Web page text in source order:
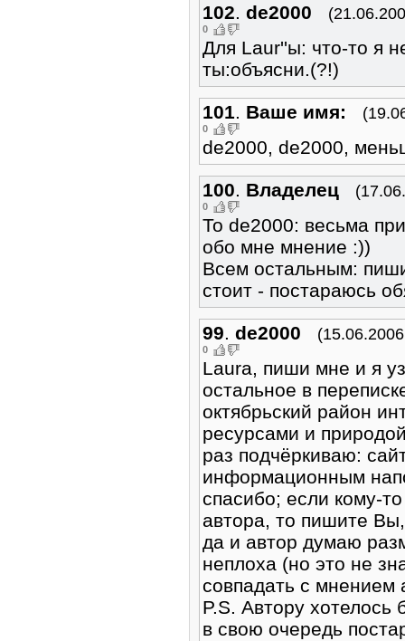
102. de2000
0
Для Laur''ы: что-то я
ты:объясни.(?!)
101. Ваше имя:
0
de2000, de2000,
100. Владелец
0
To de2000: весьма
обо мне мнение :))
Всем остальным:
стоит - постараюсь
99. de2000
0
Laura, пиши мне и я
остальное в
октябрьский район
ресурсами и
раз подчёркиваю:
информационным
спасибо; если кому-
автора, то пишите
да и автор думаю
неплоха (но это не
совпадать с мнением
P.S. Автору хотелось
в свою очередь